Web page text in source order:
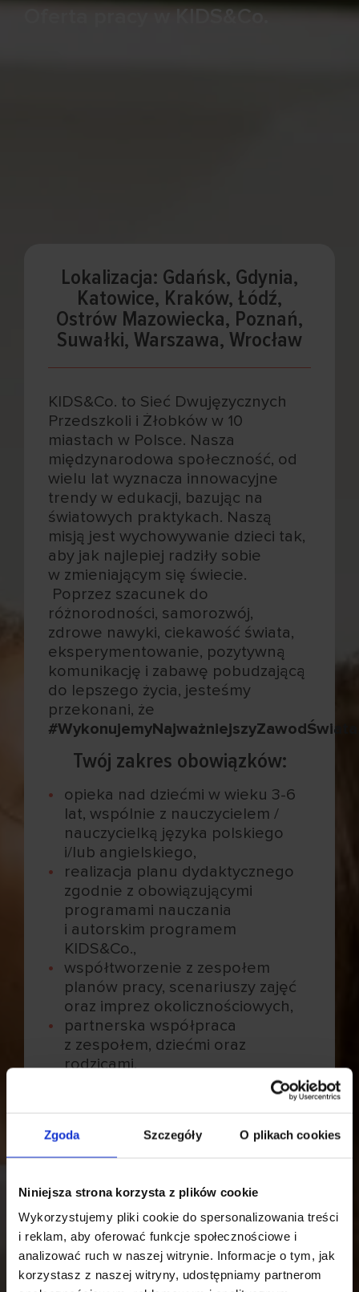
Zgoda Szczegóły O plikach cookies
Niniejsza strona korzysta z plików cookie
Wykorzystujemy pliki cookie do spersonalizowania treści
i reklam, aby oferować funkcje społecznościowe i
analizować ruch w naszej witrynie. Informacje o tym, jak
korzystasz z naszej witryny, udostępniamy partnerom
Oferta pracy w KIDS&Co.
Lokalizacja: Gdańsk, Gdynia,
Katowice, Kraków, Łódź,
Ostrów Mazowiecka, Poznań,
Suwałki, Warszawa, Wrocław
KIDS&Co. to Sieć Dwujęzycznych
Przedszkoli i Żłobków w 10
miastach w Polsce. Nasza
międzynarodowa społeczność, od
wielu lat wyznacza innowacyjne
trendy w edukacji, bazując na
światowych praktykach. Naszą
misją jest wychowywanie dzieci tak,
aby jak najlepiej radziły sobie
w zmieniającym się świecie.
Poprzez szacunek do
różnorodności, samorozwój,
zdrowe nawyki, ciekawość świata,
eksperymentowanie, pozytywną
komunikację i zabawę pobudzającą
do lepszego życia, jesteśmy
przekonani, że
#WykonujemyNajważniejszyZawodŚwiata
Twój zakres obowiązków:
opieka nad dziećmi w wieku 3-6
lat, wspólnie z nauczycielem /
nauczycielką języka polskiego
i/lub angielskiego,
realizacja planu dydaktycznego
zgodnie z obowiązującymi
programami nauczania
i autorskim programem
KIDS&Co.,
współtworzenie z zespołem
planów pracy, scenariuszy zajęć
oraz imprez okolicznościowych,
partnerska współpraca
z zespołem, dziećmi oraz
rodzicami.
wykształcenie wyższe
języka hiszpańskiego,
mile widziana,
umiejętność pracy z dziećmi,
budowania relacji z nimi i ich
rodzicami,